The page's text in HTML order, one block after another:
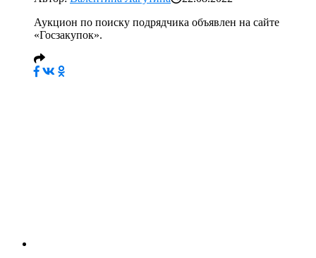
Аукцион по поиску подрядчика объявлен на сайте
«Госзакупок».